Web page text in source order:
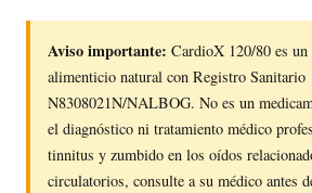
Aviso importante: CardioX 120/80 es un
alimenticio natural con Registro Sanitario
N8308021N/NALBOG. No es un
el diagnóstico ni tratamiento médico
tinnitus y zumbido en los oídos
circulatorios, consulte a su médico antes